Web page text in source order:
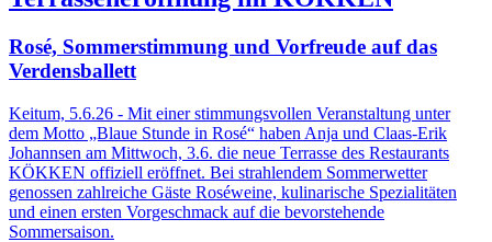
Rosé, Sommerstimmung und Vorfreude auf das
Verdensballett
Keitum, 5.6.26 - Mit einer stimmungsvollen Veranstaltung unter
dem Motto „Blaue Stunde in Rosé“ haben Anja und Claas-Erik
Johannsen am Mittwoch, 3.6. die neue Terrasse des Restaurants
KÖKKEN offiziell eröffnet. Bei strahlendem Sommerwetter
genossen zahlreiche Gäste Roséweine, kulinarische Spezialitäten
und einen ersten Vorgeschmack auf die bevorstehende
Sommersaison.